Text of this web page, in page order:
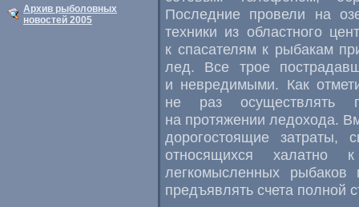
Архив рыболовных
новостей 2005
Последние провели на
техники из областного
к спасателям к рыбакам
лед. Все трое
и невредимыми. Как
не раз осуществлять
на протяжении ледохода.
дорогостоящие
относящихся
легкомысленных рыбаков
предъявлять счета полной